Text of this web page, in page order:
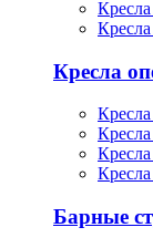
Кресла
Кресла
Кресла
Кресла
Барные